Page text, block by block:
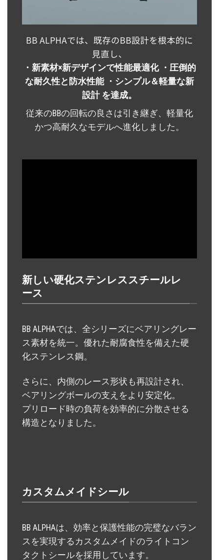
BB ALPHAでは、既存のBB設計を根本的に
見直し、
・新素材×新デザインで性能最適化 ・圧倒的
な耐久性と防水性能 ・シンプル＆軽量な新
設計 を達成。
従来のBBの回転の良さは引き継ぎ、軽量化
かつ高耐久なモデルへ進化しました。
新しい硬化ステンレススチールレ
ース
BB ALPHAでは、全シリーズにベアリングレー
ス素材を統一。優れた耐腐食性を備えた硬
化ステンレス鋼。
さらに、内側のレース形状も再設計され、
ベアリングボールの支えをより安定化。
プリロード時の負荷を効率的に分散させる
構造となりました。
カスタムメイドシール
BB ALPHAは、効率と保護性能の完璧なバラン
スを実現するカスタムメイドのライトコン
タクトシールを採用しています。